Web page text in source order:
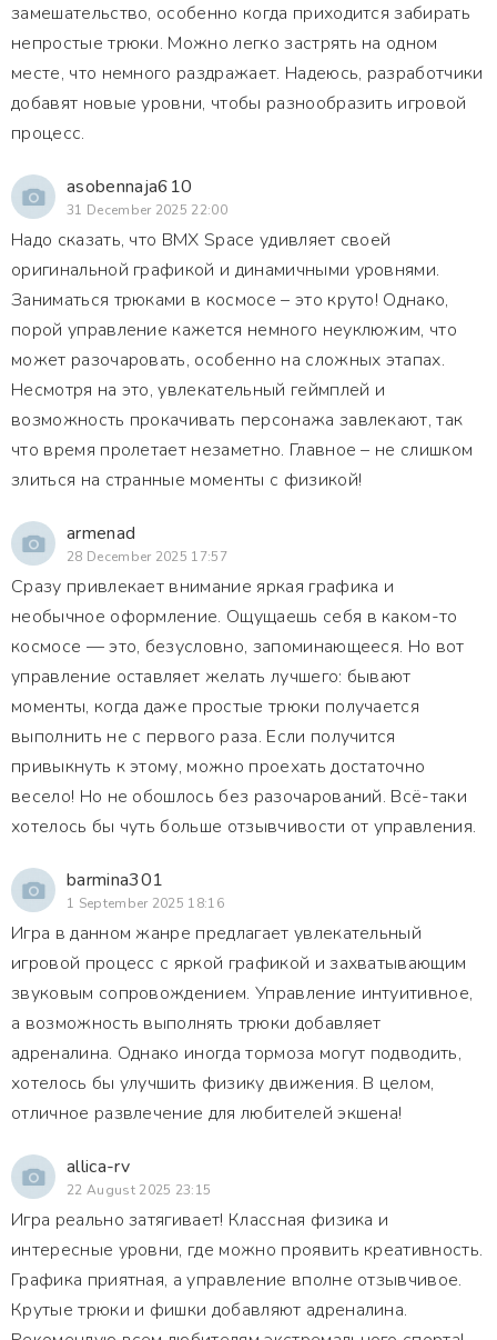
замешательство, особенно когда приходится забирать
непростые трюки. Можно легко застрять на одном
месте, что немного раздражает. Надеюсь, разработчики
добавят новые уровни, чтобы разнообразить игровой
процесс.
asobennaja610
31 December 2025 22:00
Надо сказать, что BMX Space удивляет своей
оригинальной графикой и динамичными уровнями.
Заниматься трюками в космосе – это круто! Однако,
порой управление кажется немного неуклюжим, что
может разочаровать, особенно на сложных этапах.
Несмотря на это, увлекательный геймплей и
возможность прокачивать персонажа завлекают, так
что время пролетает незаметно. Главное – не слишком
злиться на странные моменты с физикой!
armenad
28 December 2025 17:57
Сразу привлекает внимание яркая графика и
необычное оформление. Ощущаешь себя в каком-то
космосе — это, безусловно, запоминающееся. Но вот
управление оставляет желать лучшего: бывают
моменты, когда даже простые трюки получается
выполнить не с первого раза. Если получится
привыкнуть к этому, можно проехать достаточно
весело! Но не обошлось без разочарований. Всё-таки
хотелось бы чуть больше отзывчивости от управления.
barmina301
1 September 2025 18:16
Игра в данном жанре предлагает увлекательный
игровой процесс с яркой графикой и захватывающим
звуковым сопровождением. Управление интуитивное,
а возможность выполнять трюки добавляет
адреналина. Однако иногда тормоза могут подводить,
хотелось бы улучшить физику движения. В целом,
отличное развлечение для любителей экшена!
allica-rv
22 August 2025 23:15
Игра реально затягивает! Классная физика и
интересные уровни, где можно проявить креативность.
Графика приятная, а управление вполне отзывчивое.
Крутые трюки и фишки добавляют адреналина.